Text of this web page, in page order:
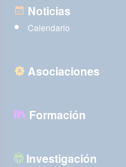
Noticias
Calendario
Asociaciones
Formación
Investigación